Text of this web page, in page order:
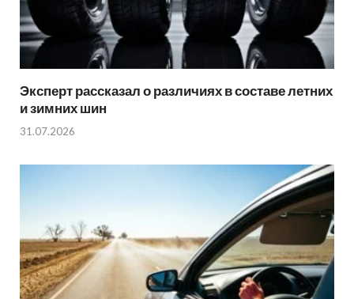
Эксперт рассказал о различиях в составе летних
и зимних шин
31.07.2026